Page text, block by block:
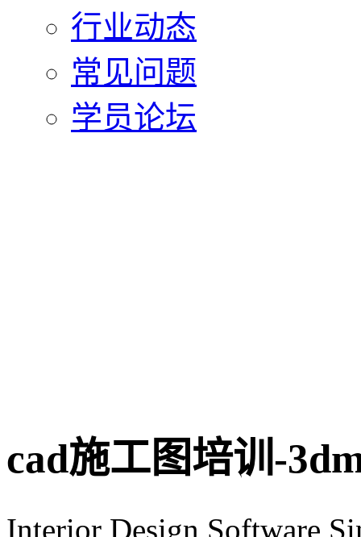
行业动态
常见问题
学员论坛
cad施工图培训-
Interior Design Software